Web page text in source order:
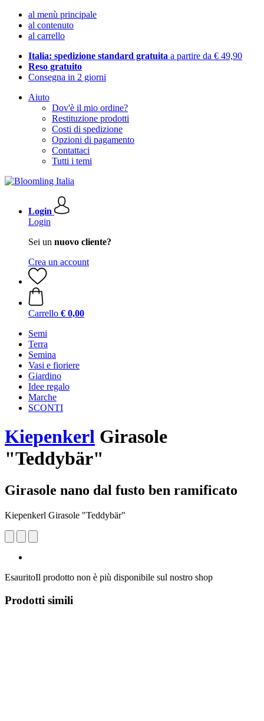
al menù principale
al contenuto
al carrello
Italia: spedizione standard gratuita a partire da € 49,90
Reso gratuito
Consegna in 2 giorni
Aiuto
Dov'è il mio ordine?
Restituzione prodotti
Costi di spedizione
Opzioni di pagamento
Contattaci
Tutti i temi
Login
Login
Sei un nuovo cliente?
Crea un account
Carrello € 0,00
Semi
Terra
Semina
Vasi e fioriere
Giardino
Idee regalo
Marche
SCONTI
Kiepenkerl Girasole
"Teddybär"
Girasole nano dal fusto ben ramificato
Kiepenkerl Girasole "Teddybär"
EsauritoIl prodotto non è più disponibile sul nostro shop
Prodotti simili